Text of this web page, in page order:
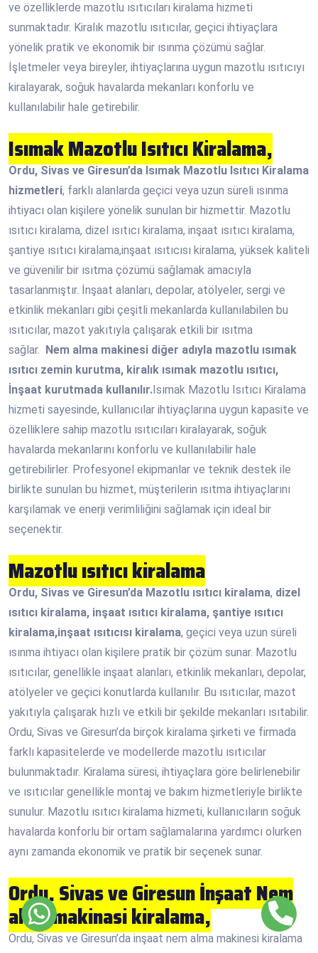
ve özelliklerde mazotlu ısıtıcıları kiralama hizmeti
sunmaktadır. Kiralık mazotlu ısıtıcılar, geçici ihtiyaçlara
yönelik pratik ve ekonomik bir ısınma çözümü sağlar.
İşletmeler veya bireyler, ihtiyaçlarına uygun mazotlu ısıtıcıyı
kiralayarak, soğuk havalarda mekanları konforlu ve
kullanılabilir hale getirebilir.
Isımak Mazotlu Isıtıcı Kiralama,
Ordu, Sivas ve Giresun’da Isımak Mazotlu Isıtıcı Kiralama
hizmetleri, farklı alanlarda geçici veya uzun süreli ısınma
ihtiyacı olan kişilere yönelik sunulan bir hizmettir. Mazotlu
ısıtıcı kiralama, dizel ısıtıcı kiralama, inşaat ısıtıcı kiralama,
şantiye ısıtıcı kiralama,inşaat ısıtıcısı kiralama, yüksek kaliteli
ve güvenilir bir ısıtma çözümü sağlamak amacıyla
tasarlanmıştır. İnşaat alanları, depolar, atölyeler, sergi ve
etkinlik mekanları gibi çeşitli mekanlarda kullanılabilen bu
ısıtıcılar, mazot yakıtıyla çalışarak etkili bir ısıtma
sağlar.
Nem alma makinesi diğer adıyla mazotlu ısımak
ısıtıcı zemin kurutma, kiralık ısımak mazotlu ısıtıcı,
İnşaat kurutmada kullanılır. Isımak Mazotlu Isıtıcı Kiralama
hizmeti sayesinde, kullanıcılar ihtiyaçlarına uygun kapasite ve
özelliklere sahip mazotlu ısıtıcıları kiralayarak, soğuk
havalarda mekanlarını konforlu ve kullanılabilir hale
getirebilirler. Profesyonel ekipmanlar ve teknik destek ile
birlikte sunulan bu hizmet, müşterilerin ısıtma ihtiyaçlarını
karşılamak ve enerji verimliliğini sağlamak için ideal bir
seçenektir.
Mazotlu ısıtıcı kiralama
Ordu, Sivas ve Giresun’da Mazotlu ısıtıcı kiralama, dizel
ısıtıcı kiralama, inşaat ısıtıcı kiralama, şantiye ısıtıcı
kiralama,inşaat ısıtıcısı kiralama, geçici veya uzun süreli
ısınma ihtiyacı olan kişilere pratik bir çözüm sunar. Mazotlu
ısıtıcılar, genellikle inşaat alanları, etkinlik mekanları, depolar,
atölyeler ve geçici konutlarda kullanılır. Bu ısıtıcılar, mazot
yakıtıyla çalışarak hızlı ve etkili bir şekilde mekanları ısıtabilir.
Ordu, Sivas ve Giresun’da birçok kiralama şirketi ve firmada
farklı kapasitelerde ve modellerde mazotlu ısıtıcılar
bulunmaktadır. Kiralama süresi, ihtiyaçlara göre belirlenebilir
ve ısıtıcılar genellikle montaj ve bakım hizmetleriyle birlikte
sunulur. Mazotlu ısıtıcı kiralama hizmeti, kullanıcıların soğuk
havalarda konforlu bir ortam sağlamalarına yardımcı olurken
aynı zamanda ekonomik ve pratik bir seçenek sunar.
Ordu, Sivas ve Giresun İnşaat Nem
alma makinasi kiralama,
Ordu, Sivas ve Giresun’da inşaat nem alma makinesi kiralama